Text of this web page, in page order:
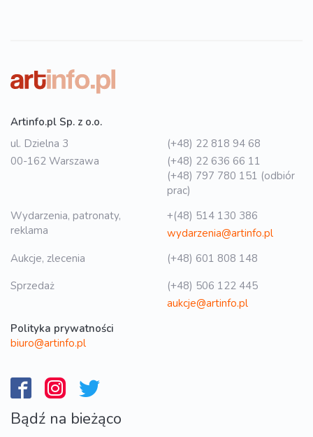
Artinfo.pl Sp. z o.o.
ul. Dzielna 3
00-162 Warszawa
(+48) 22 818 94 68
(+48) 22 636 66 11
(+48) 797 780 151 (odbiór
prac)
Wydarzenia, patronaty,
reklama
+(48) 514 130 386
wydarzenia@artinfo.pl
Aukcje, zlecenia
(+48) 601 808 148
Sprzedaż
(+48) 506 122 445
aukcje@artinfo.pl
Polityka prywatności
biuro@artinfo.pl
Bądź na bieżąco